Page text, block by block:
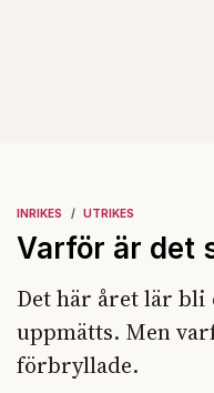
INRIKES UTRIKES
Varför är det
Det här året lär bli
uppmätts. Men
förbryllade.